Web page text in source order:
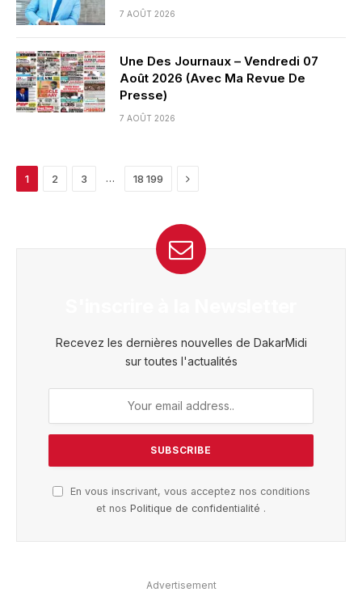
7 AOÛT 2026
Une Des Journaux – Vendredi 07
Août 2026 (Avec Ma Revue De
Presse)
7 AOÛT 2026
1 2 3 … 18 199 Next
Recevez les dernières nouvelles de DakarMidi
sur toutes l'actualités
En vous inscrivant, vous acceptez nos conditions
et nos Politique de confidentialité .
Advertisement